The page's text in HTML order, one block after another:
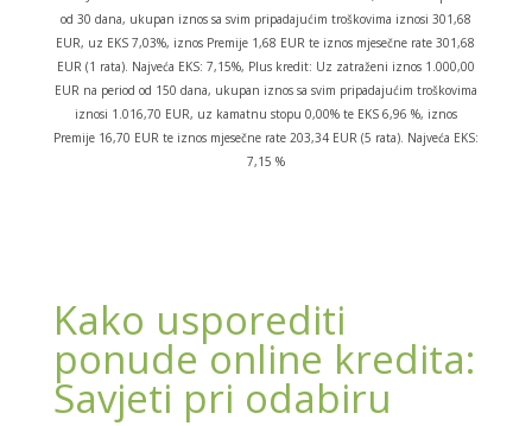
od 30 dana, ukupan iznos sa svim pripadajućim troškovima iznosi 301,68
EUR, uz EKS 7,03%, iznos Premije 1,68 EUR te iznos mjesečne rate 301,68
EUR (1 rata). Najveća EKS: 7,15%, Plus kredit: Uz zatraženi iznos 1.000,00
EUR na period od 150 dana, ukupan iznos sa svim pripadajućim troškovima
iznosi 1.016,70 EUR, uz kamatnu stopu 0,00% te EKS 6,96 %, iznos
Premije 16,70 EUR te iznos mjesečne rate 203,34 EUR (5 rata). Najveća EKS:
7,15 %
Kako usporediti
ponude online kredita:
Savjeti pri odabiru